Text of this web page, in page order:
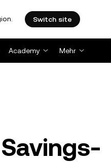
Switch site
Academy Mehr